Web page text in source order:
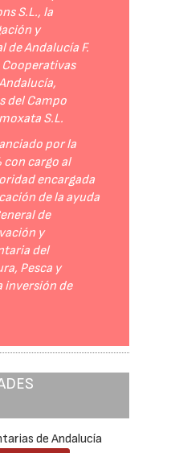
S.L., la
y
de Andalucía F.
Cooperativas
del Campo
S.L.
por la
con cargo al
encargada
de la ayuda
de
y
del
Pesca y
inversión de
de Andalucía